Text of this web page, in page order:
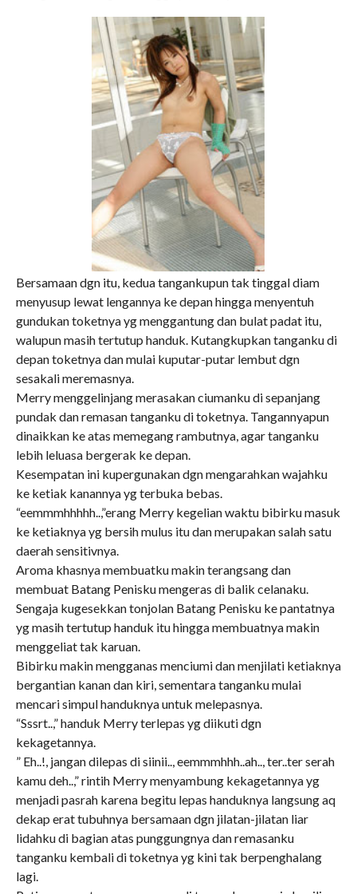
Bersamaan dgn itu, kedua tangankupun tak tinggal diam
menyusup lewat lengannya ke depan hingga menyentuh
gundukan toketnya yg menggantung dan bulat padat itu,
walupun masih tertutup handuk. Kutangkupkan tanganku di
depan toketnya dan mulai kuputar-putar lembut dgn
sesakali meremasnya.
Merry menggelinjang merasakan ciumanku di sepanjang
pundak dan remasan tanganku di toketnya. Tangannyapun
dinaikkan ke atas memegang rambutnya, agar tanganku
lebih leluasa bergerak ke depan.
Kesempatan ini kupergunakan dgn mengarahkan wajahku
ke ketiak kanannya yg terbuka bebas.
“eemmmhhhhh..,”erang Merry kegelian waktu bibirku masuk
ke ketiaknya yg bersih mulus itu dan merupakan salah satu
daerah sensitivnya.
Aroma khasnya membuatku makin terangsang dan
membuat Batang Penisku mengeras di balik celanaku.
Sengaja kugesekkan tonjolan Batang Penisku ke pantatnya
yg masih tertutup handuk itu hingga membuatnya makin
menggeliat tak karuan.
Bibirku makin mengganas menciumi dan menjilati ketiaknya
bergantian kanan dan kiri, sementara tanganku mulai
mencari simpul handuknya untuk melepasnya.
“Sssrt..,” handuk Merry terlepas yg diikuti dgn
kekagetannya.
” Eh..!, jangan dilepas di siinii.., eemmmhhh..ah.., ter..ter serah
kamu deh..,” rintih Merry menyambung kekagetannya yg
menjadi pasrah karena begitu lepas handuknya langsung aq
dekap erat tubuhnya bersamaan dgn jilatan-jilatan liar
lidahku di bagian atas punggungnya dan remasanku
tanganku kembali di toketnya yg kini tak berpenghalang
lagi.